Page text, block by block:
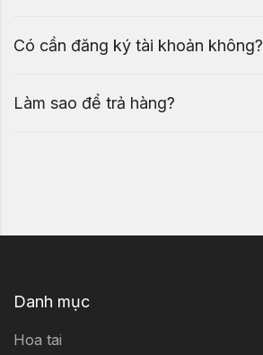
Có cần đăng ký tài khoản không?
Làm sao để trả hàng?
Danh mục
Hoa tai